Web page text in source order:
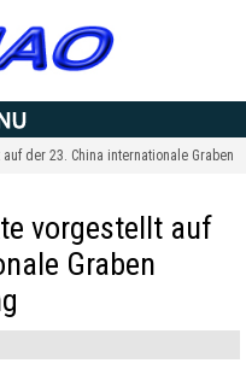
der 23. China internationale Graben
vorgestellt auf
Graben